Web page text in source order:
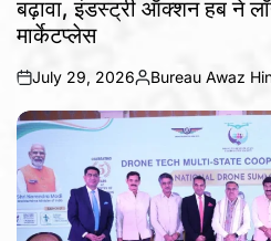
बढ़ावा, इंडस्ट्री ऑक्शन हब ने
मार्केटप्लेस
on
July 29, 2026
Posted
by
Bureau Awaz